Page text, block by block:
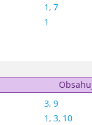
1, 7
1
3, 9
1, 3, 10